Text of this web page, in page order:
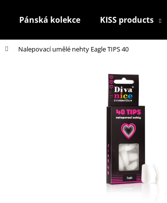
Pánská kolekce KISS products
Nalepovací umělé nehty Eagle TIPS 40
Co potřebujete najít?
Doporučujeme